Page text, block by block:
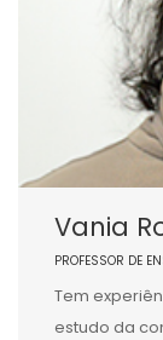
Vania
PROFESSOR DE
Tem
estudo da